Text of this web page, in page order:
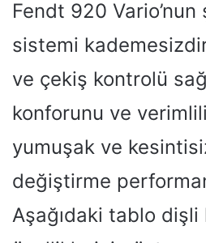
Fendt 920 Vario’nun
sistemi
ve çekiş kontrolü
konforunu ve
yumuşak ve
değiştirme
Aşağıdaki tablo